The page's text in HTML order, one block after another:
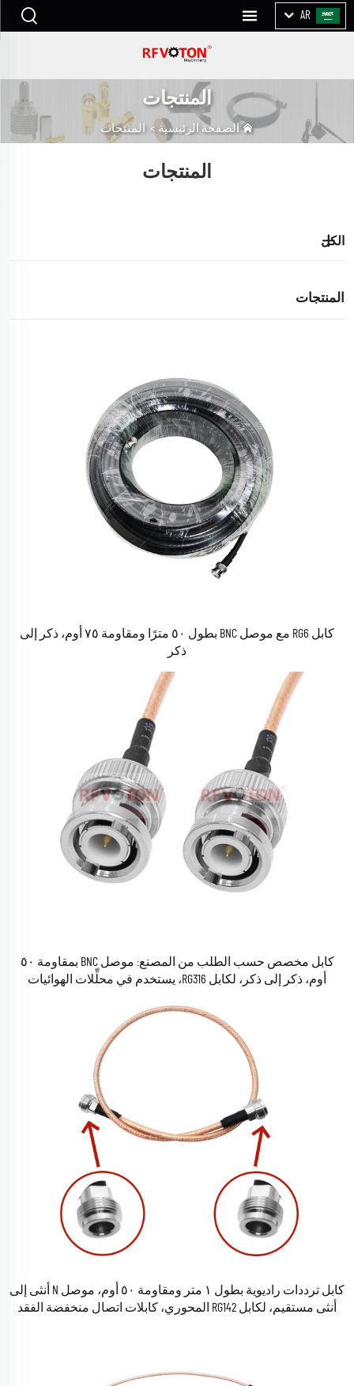
AR
المنتجات
الصفحة الرئيسية > المنتجات
المنتجات
الكل
المنتجات
كابل RG6 مع موصل BNC بطول ٥٠ مترًا ومقاومة ٧٥ أوم، ذكر إلى
ذكر
كابل مخصص حسب الطلب من المصنع: موصل BNC بمقاومة ٥٠
أوم، ذكر إلى ذكر، لكابل RG316، يستخدم في محلِّلات الهوائيات
المراقبة وأجهزة الراديو CB وكابلات منخفضة الفقد
كابل ترددات راديوية بطول ١ متر ومقاومة ٥٠ أوم، موصل N أنثى إلى
أنثى مستقيم، لكابل RG142 المحوري، كابلات اتصال منخفضة الفقد